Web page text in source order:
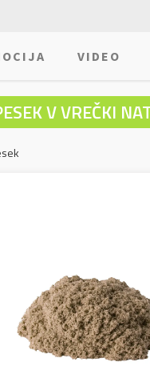
VIDEO
V VREČKI